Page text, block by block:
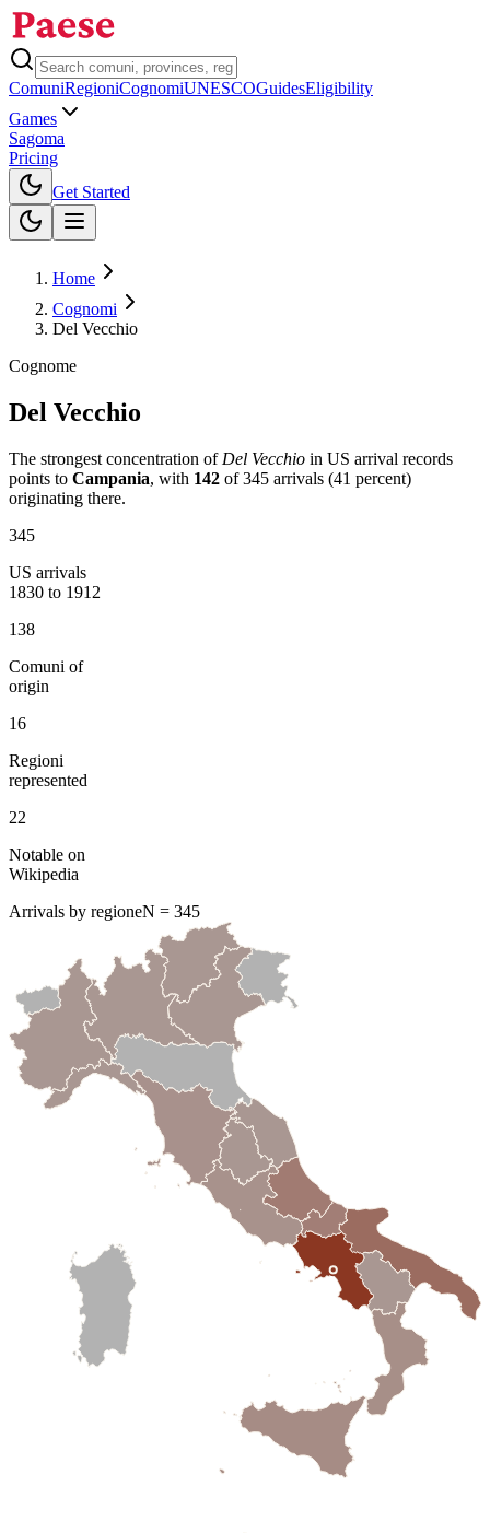
ComuniRegioniCognomiUNESCOGuidesEligibility
Games
Sagoma
Pricing
Get Started
Home
Cognomi
Del Vecchio
Cognome
Del Vecchio
The strongest concentration of Del Vecchio in US arrival records
points to Campania, with 142 of 345 arrivals (41 percent)
originating there.
345
US arrivals
1830 to 1912
138
Comuni of
origin
16
Regioni
represented
22
Notable on
Wikipedia
Arrivals by regioneN = 345